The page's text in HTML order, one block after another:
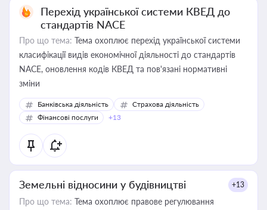
Перехід української системи КВЕД до
стандартів NACE
Про що тема: Тема охоплює перехід української системи
класифікації видів економічної діяльності до стандартів
NACE, оновлення кодів КВЕД та пов'язані нормативні
зміни
Банківська діяльність
Страхова діяльність
Фінансові послуги
+13
Земельні відносини у будівництві +13
Про що тема: Тема охоплює правове регулювання